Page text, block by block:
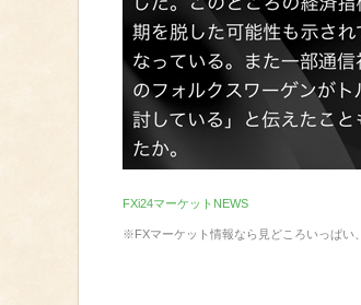
FXi24マーケットNEWS
※FXマーケット情報なら見どころいっぱい、